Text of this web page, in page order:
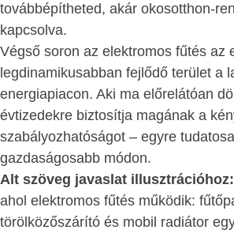
továbbépítheted, akár okosotthon-
kapcsolva.
Végső soron az elektromos fűtés az
legdinamikusabban fejlődő terület a
energiapiacon. Aki ma előrelátóan
évtizedekre biztosítja magának a
szabályozhatóságot – egyre
gazdaságosabb módon.
Alt szöveg javaslat illusztrációhoz:
ahol elektromos fűtés működik:
törölközőszárító és mobil radiátor